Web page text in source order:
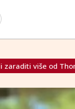
koncerta"